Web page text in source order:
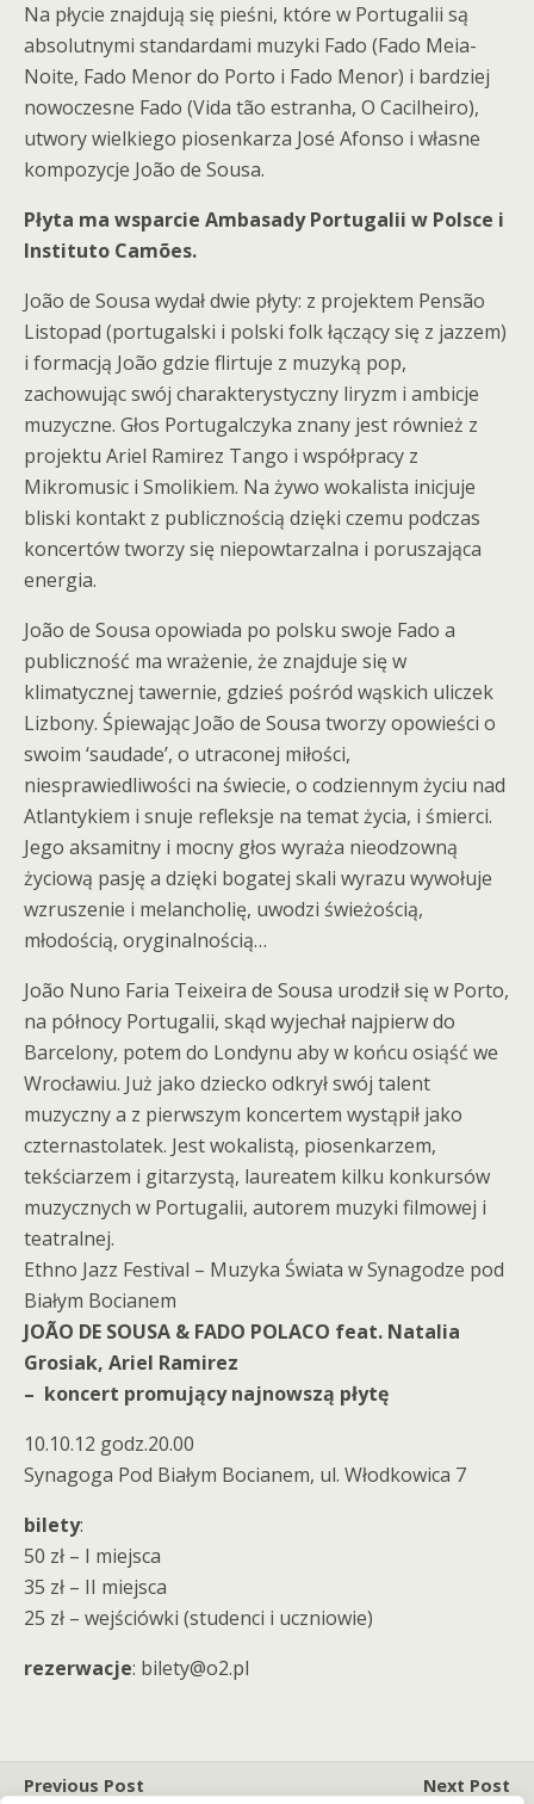
Na płycie znajdują się pieśni, które w Portugalii są
absolutnymi standardami muzyki Fado (Fado Meia-
Noite, Fado Menor do Porto i Fado Menor) i bardziej
nowoczesne Fado (Vida tão estranha, O Cacilheiro),
utwory wielkiego piosenkarza José Afonso i własne
kompozycje João de Sousa.
Płyta ma wsparcie Ambasady Portugalii w Polsce i
Instituto Camões.
João de Sousa wydał dwie płyty: z projektem Pensão
Listopad (portugalski i polski folk łączący się z jazzem)
i formacją João gdzie flirtuje z muzyką pop,
zachowując swój charakterystyczny liryzm i ambicje
muzyczne. Głos Portugalczyka znany jest również z
projektu Ariel Ramirez Tango i współpracy z
Mikromusic i Smolikiem. Na żywo wokalista inicjuje
bliski kontakt z publicznością dzięki czemu podczas
koncertów tworzy się niepowtarzalna i poruszająca
energia.
João de Sousa opowiada po polsku swoje Fado a
publiczność ma wrażenie, że znajduje się w
klimatycznej tawernie, gdzieś pośród wąskich uliczek
Lizbony. Śpiewając João de Sousa tworzy opowieści o
swoim ‘saudade’, o utraconej miłości,
niesprawiedliwości na świecie, o codziennym życiu nad
Atlantykiem i snuje refleksje na temat życia, i śmierci.
Jego aksamitny i mocny głos wyraża nieodzowną
życiową pasję a dzięki bogatej skali wyrazu wywołuje
wzruszenie i melancholię, uwodzi świeżością,
młodością, oryginalnością…
João Nuno Faria Teixeira de Sousa urodził się w Porto,
na północy Portugalii, skąd wyjechał najpierw do
Barcelony, potem do Londynu aby w końcu osiąść we
Wrocławiu. Już jako dziecko odkrył swój talent
muzyczny a z pierwszym koncertem wystąpił jako
czternastolatek. Jest wokalistą, piosenkarzem,
tekściarzem i gitarzystą, laureatem kilku konkursów
muzycznych w Portugalii, autorem muzyki filmowej i
teatralnej.
Ethno Jazz Festival – Muzyka Świata w Synagodze pod
Białym Bocianem
JOÃO DE SOUSA & FADO POLACO feat. Natalia
Grosiak, Ariel Ramirez
– koncert promujący najnowszą płytę
10.10.12 godz.20.00
Synagoga Pod Białym Bocianem, ul. Włodkowica 7
bilety:
50 zł – I miejsca
35 zł – II miejsca
25 zł – wejściówki (studenci i uczniowie)
rezerwacje: bilety@o2.pl
Previous Post Next Post